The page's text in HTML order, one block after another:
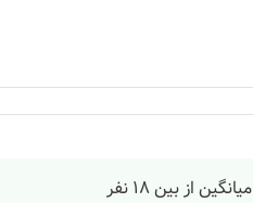
میانگین از بین18 نفر